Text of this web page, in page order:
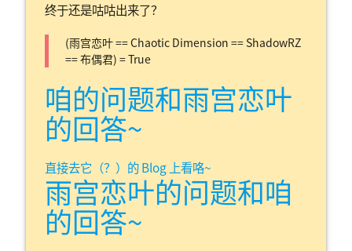
终于还是咕咕出来了？
(雨宫恋叶 == Chaotic Dimension == ShadowRZ
== 布偶君) = True
咱的问题和雨宫恋叶
的回答~
直接去它（？）的 Blog 上看咯~
雨宫恋叶的问题和咱
的回答~